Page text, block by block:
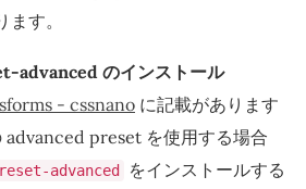
す。
advanced のインストール
- cssnano に記載があります
advanced preset を使用する場合
advanced
をインストールする